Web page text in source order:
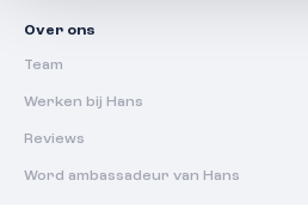
Over ons
Team
Werken bij Hans
Reviews
Word ambassadeur van Hans